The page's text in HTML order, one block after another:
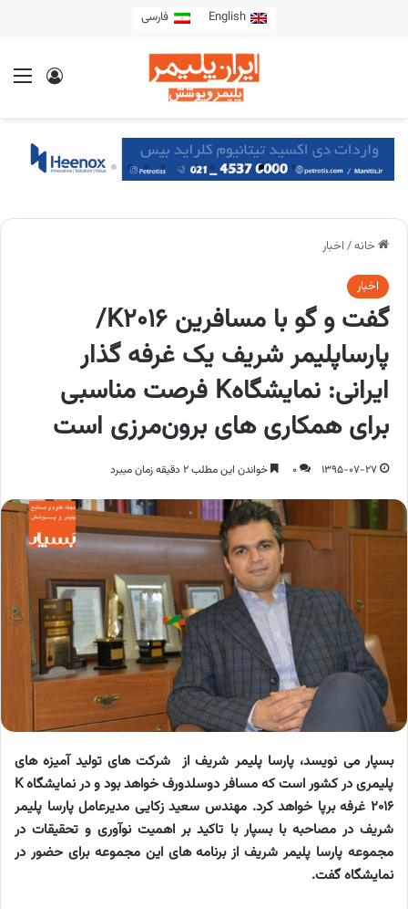
English فارسی
خانه/ اخبار
اخبار
گفت و گو با مسافرین K2016/
پارساپلیمر شریف یک غرفه گذار
ایرانی: نمایشگاهK فرصت مناسبی
برای همکاری های برون‌مرزی است
1395-07-27
0 خواندن این مطلب 2 دقیقه زمان میبرد
بسپار می نویسد، پارسا پلیمر شریف از شرکت های تولید آمیزه های
پلیمری در کشور است که مسافر دوسلدورف خواهد بود و در نمایشگاهK
2016 غرفه برپا خواهد کرد. مهندس سعید زکایی مدیرعامل پارسا پلیمر
شریف در مصاحبه با بسپار با تاکید بر اهمیت نوآوری و تحقیقات در
مجموعه پارسا پلیمر شریف از برنامه ­های این مجموعه برای حضور در
نمایشگاه گفت.